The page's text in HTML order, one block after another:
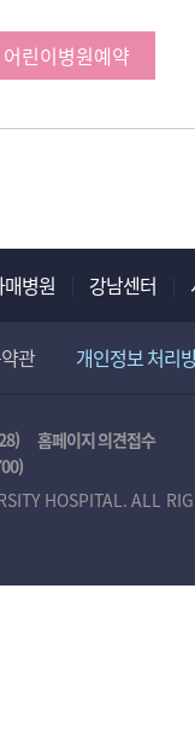
어린이병원예약
병원 강남센터
관 개인정보 처리
홈페이지 의견접수
)
HOSPITAL. ALL